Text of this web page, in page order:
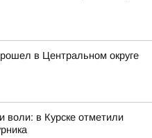
в Центральном округе
воли: в Курске отметили